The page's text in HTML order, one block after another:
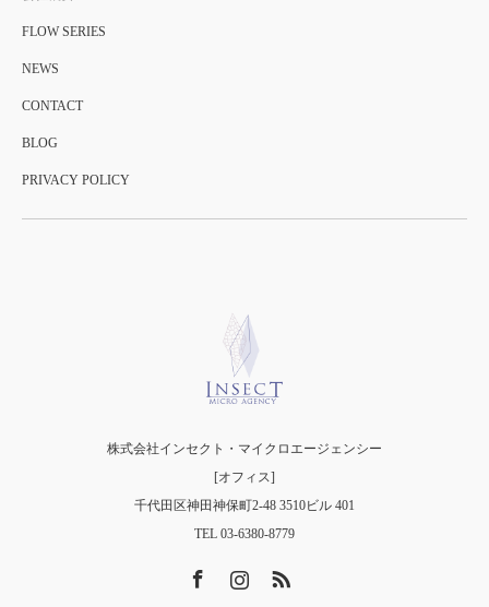
FLOW SERIES
NEWS
CONTACT
BLOG
PRIVACY POLICY
株式会社インセクト・マイクロエージェンシー
[オフィス]
千代田区神田神保町2-48 3510ビル 401
TEL 03-6380-8779